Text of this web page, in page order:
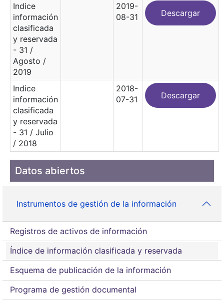
Datos abiertos
Instrumentos de gestión de la información
Registros de activos de información
Índice de información clasificada y reservada
Esquema de publicación de la información
Programa de gestión documental
Indice
información
clasificada
y reservada
- 31 /
Agosto /
2019
2019-
08-31
Descargar
Indice
información
clasificada
y reservada
- 31 / Julio
/ 2018
2018-
07-31
Descargar